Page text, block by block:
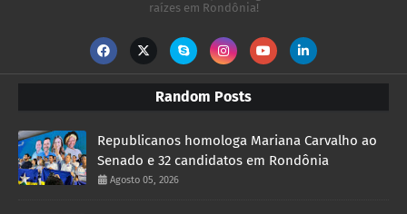
raízes em Rondônia!
Random Posts
Republicanos homologa Mariana Carvalho ao
Senado e 32 candidatos em Rondônia
Agosto 05, 2026